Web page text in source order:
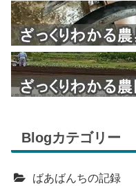
Blogカテゴリー
ばあばんちの記録